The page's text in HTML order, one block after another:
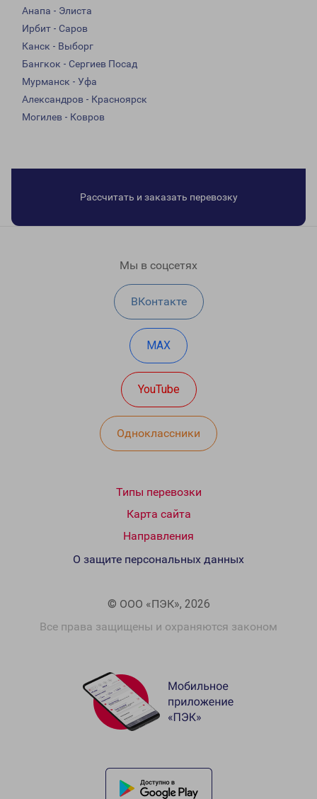
Анапа - Элиста
Ирбит - Саров
Канск - Выборг
Бангкок - Сергиев Посад
Мурманск - Уфа
Александров - Красноярск
Могилев - Ковров
Рассчитать и заказать перевозку
Мы в соцсетях
ВКонтакте
MAX
YouTube
Одноклассники
Типы перевозки
Карта сайта
Направления
© ООО «ПЭК», 2026
Все права защищены и охраняются законом
О защите персональных данных